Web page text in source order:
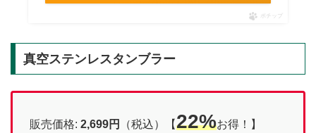
ポチップ
真空ステンレスタンブラー
販売価格: 2,699円 （税込）【22%お得！】